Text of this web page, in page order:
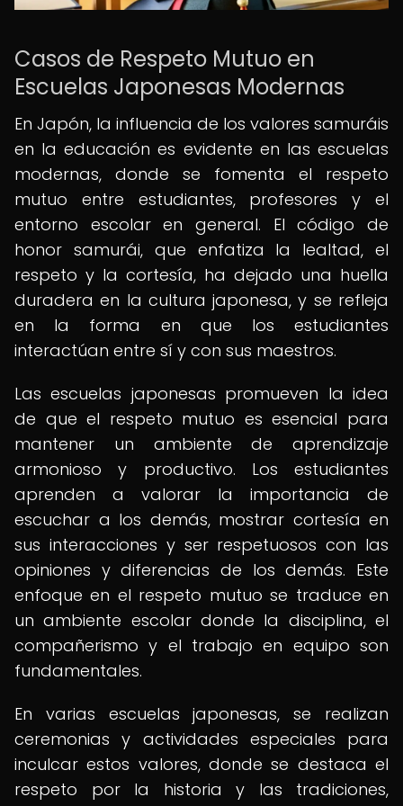
Casos de Respeto Mutuo en
Escuelas Japonesas Modernas
En Japón, la influencia de los valores samuráis
en la educación es evidente en las escuelas
modernas, donde se fomenta el respeto
mutuo entre estudiantes, profesores y el
entorno escolar en general. El código de
honor samurái, que enfatiza la lealtad, el
respeto y la cortesía, ha dejado una huella
duradera en la cultura japonesa, y se refleja
en la forma en que los estudiantes
interactúan entre sí y con sus maestros.
Las escuelas japonesas promueven la idea
de que el respeto mutuo es esencial para
mantener un ambiente de aprendizaje
armonioso y productivo. Los estudiantes
aprenden a valorar la importancia de
escuchar a los demás, mostrar cortesía en
sus interacciones y ser respetuosos con las
opiniones y diferencias de los demás. Este
enfoque en el respeto mutuo se traduce en
un ambiente escolar donde la disciplina, el
compañerismo y el trabajo en equipo son
fundamentales.
En varias escuelas japonesas, se realizan
ceremonias y actividades especiales para
inculcar estos valores, donde se destaca el
respeto por la historia y las tradiciones,